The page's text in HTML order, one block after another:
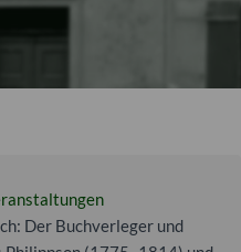
Der Buchverleger und